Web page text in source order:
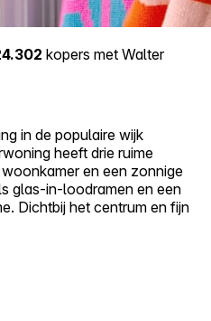
kopers met Walter
in de populaire wijk
heeft drie ruime
en een zonnige
glas-in-loodramen en een
Dichtbij het centrum en fijn